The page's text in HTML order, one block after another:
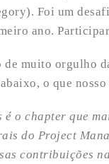
Foi um
ano.
de muito orgulho
o que
o chapter que
do Project
contribuições